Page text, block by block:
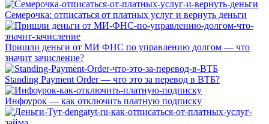
Семерочка: отписаться от платных услуг и вернуть деньги
Пришли деньги от МИ ФНС по управлению долгом — что
значит зачисление?
Standing Payment Order — что это за перевод в ВТБ?
Инфоурок — как отключить платную подписку